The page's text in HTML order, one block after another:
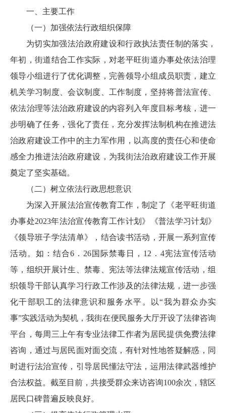
一、主要工作
（一）加强依法行政组织保障
为切实加强法治政府建设和行政执法责任制的落实，
年初，街道结合工作实际，对老平旺街道办事处依法治理
领导小组进行了优化调整，完善领导小组成员职责，建立
机关学习制度、会议制度、工作制度，坚持将普法宣传、
依法治理等法治政府建设的内容列入年度目标考核，进一
步明确了任务，强化了责任，充分发挥法制机构在推进法
治政府建设工作中的主力军作用，以高度的责任心和使命
感全力推进法治政府建设，为我街法治政府建设工作开展
奠定了坚实基础。
（二）树立依法行政思想意识
为深入开展法治宣传教育工作，制定了《老平旺街道
办事处2023年法治宣传教育工作计划》《普法学习计划》
《领导班子学法清单》，结合读书活动，开展一系列宣传
活动。如：结合6．26国际禁毒日，12．4宪法宣传活动
等，组织开展计生、禁毒、宪法等法律法规宣传活动，组
织领导干部认真学习行政工作涉及的法律法规，进一步强
化干部职工的法律意识和服务水平。以“我为群众办实
事”实践活动为契机，我街在便民服务大厅开设了法律咨询
平台，每周三上午有专业法律工作者为居民提供免费法律
咨询，通过与居民面对面交流，有针对性地答疑解惑，同
时进行法治宣传，引导居民懂法守法，运用法律武器维护
合法权益。截至目前，共接受群众来访咨询100余次，辖区
居民口碑普遍反映良好。